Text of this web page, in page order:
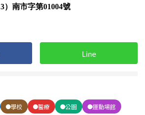
Line
學校 醫療 公園 運動場館